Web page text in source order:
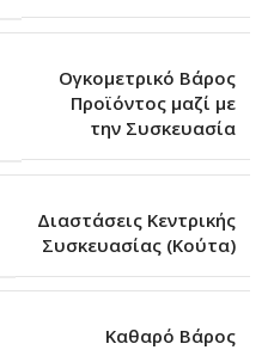
Ογκομετρικό Βάρος
Προϊόντος μαζί με
την Συσκευασία
Διαστάσεις Κεντρικής
Συσκευασίας (Κούτα)
Καθαρό Βάρος